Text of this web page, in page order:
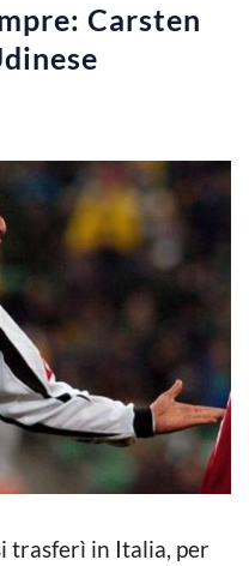
Carsten
trasferì in Italia, per